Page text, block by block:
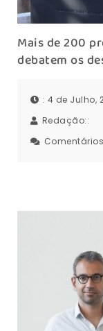
Mais de 200
debatem os
: 4 de Julho,
Redação::